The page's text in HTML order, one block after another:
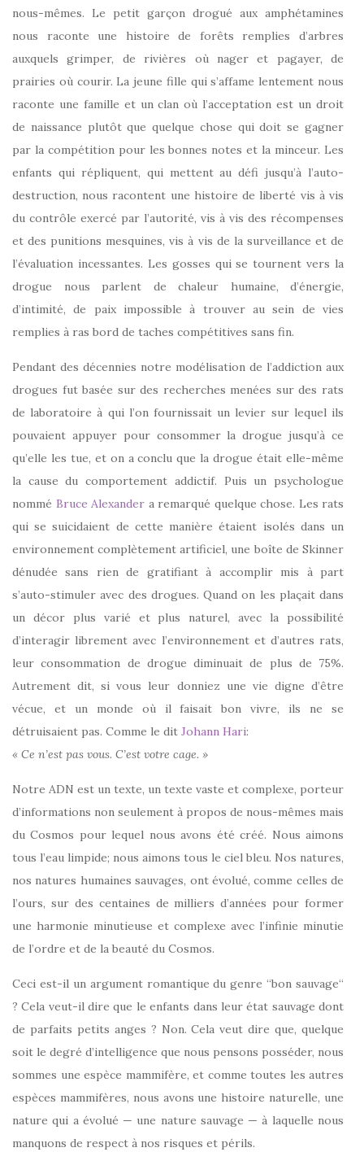
nous-mêmes. Le petit garçon drogué aux amphétamines
nous raconte une histoire de forêts remplies d’arbres
auxquels grimper, de rivières où nager et pagayer, de
prairies où courir. La jeune fille qui s’affame lentement nous
raconte une famille et un clan où l’acceptation est un droit
de naissance plutôt que quelque chose qui doit se gagner
par la compétition pour les bonnes notes et la minceur. Les
enfants qui répliquent, qui mettent au défi jusqu’à l’auto-
destruction, nous racontent une histoire de liberté vis à vis
du contrôle exercé par l’autorité, vis à vis des récompenses
et des punitions mesquines, vis à vis de la surveillance et de
l’évaluation incessantes. Les gosses qui se tournent vers la
drogue nous parlent de chaleur humaine, d’énergie,
d’intimité, de paix impossible à trouver au sein de vies
remplies à ras bord de taches compétitives sans fin.
Pendant des décennies notre modélisation de l’addiction aux
drogues fut basée sur des recherches menées sur des rats
de laboratoire à qui l’on fournissait un levier sur lequel ils
pouvaient appuyer pour consommer la drogue jusqu’à ce
qu’elle les tue, et on a conclu que la drogue était elle-même
la cause du comportement addictif. Puis un psychologue
nommé Bruce Alexander a remarqué quelque chose. Les rats
qui se suicidaient de cette manière étaient isolés dans un
environnement complètement artificiel, une boîte de Skinner
dénudée sans rien de gratifiant à accomplir mis à part
s’auto-stimuler avec des drogues. Quand on les plaçait dans
un décor plus varié et plus naturel, avec la possibilité
d’interagir librement avec l’environnement et d’autres rats,
leur consommation de drogue diminuait de plus de 75%.
Autrement dit, si vous leur donniez une vie digne d’être
vécue, et un monde où il faisait bon vivre, ils ne se
détruisaient pas. Comme le dit Johann Hari:
« Ce n’est pas vous. C’est votre cage. »
Notre ADN est un texte, un texte vaste et complexe, porteur
d’informations non seulement à propos de nous-mêmes mais
du Cosmos pour lequel nous avons été créé. Nous aimons
tous l’eau limpide; nous aimons tous le ciel bleu. Nos natures,
nos natures humaines sauvages, ont évolué, comme celles de
l’ours, sur des centaines de milliers d’années pour former
une harmonie minutieuse et complexe avec l’infinie minutie
de l’ordre et de la beauté du Cosmos.
Ceci est-il un argument romantique du genre “bon sauvage“
? Cela veut-il dire que le enfants dans leur état sauvage dont
de parfaits petits anges ? Non. Cela veut dire que, quelque
soit le degré d’intelligence que nous pensons posséder, nous
sommes une espèce mammifère, et comme toutes les autres
espèces mammifères, nous avons une histoire naturelle, une
nature qui a évolué — une nature sauvage — à laquelle nous
manquons de respect à nos risques et périls.